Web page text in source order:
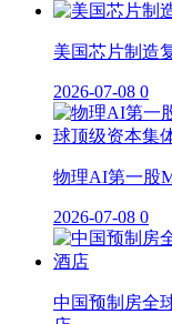
美国芯片制造
2026-07-08 0
物理AI第一股
2026-07-08 0
中国预制房全